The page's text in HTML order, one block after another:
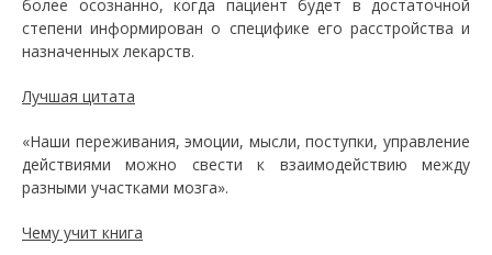
более осознанно, когда пациент будет в достаточной
степени информирован о специфике его расстройства и
назначенных лекарств.
Лучшая цитата
«Наши переживания, эмоции, мысли, поступки, управление
действиями можно свести к взаимодействию между
разными участками мозга».
Чему учит книга